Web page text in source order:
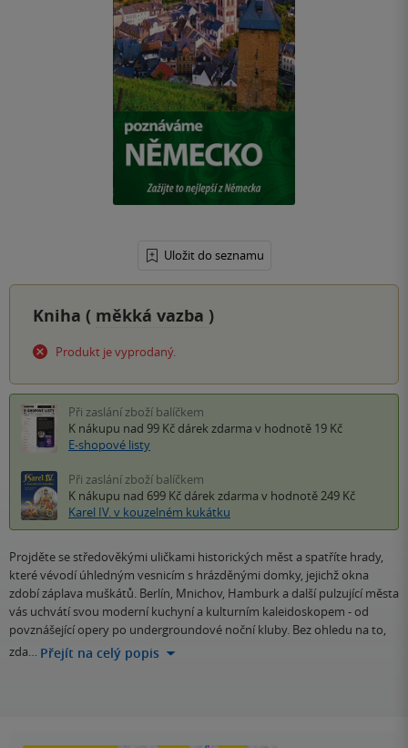
Uložit do seznamu
Kniha ( měkká vazba )
Produkt je vyprodaný.
Při zaslání zboží balíčkem
K nákupu nad 99 Kč dárek zdarma v hodnotě 19 Kč
E-shopové listy
Při zaslání zboží balíčkem
K nákupu nad 699 Kč dárek zdarma v hodnotě 249 Kč
Karel IV. v kouzelném kukátku
Projděte se středověkými uličkami historických měst a spatříte hrady,
které vévodí úhledným vesnicím s hrázděnými domky, jejichž okna
zdobí záplava muškátů. Berlín, Mnichov, Hamburk a další pulzující města
vás uchvátí svou moderní kuchyní a kulturním kaleidoskopem - od
povznášející opery po undergroundové noční kluby. Bez ohledu na to,
zda… Přejít na celý popis